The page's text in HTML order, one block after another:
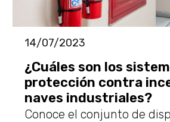
¿Cuáles son los
protección contra
naves industriales?
14/07/2023
Conoce el conjunto de